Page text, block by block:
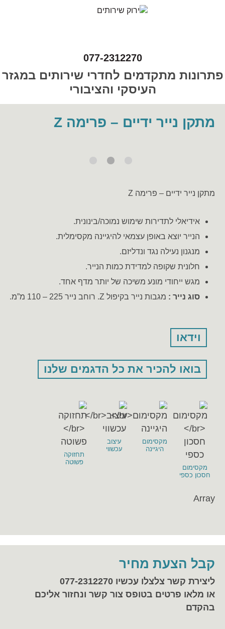
077-2312270
פתרונות מתקדמים לחדרי שירותים במגזר
העיסקי והציבורי
מתקן נייר ידיים – פרימה Z
מתקן נייר ידיים – פרימה Z
אידיאלי לתדירות שימוש נמוכה/בינונית.
הנייר יוצא באופן עצמאי להיגיינה מקסימלית.
מנגנון נעילה נגד ונדליזם.
חלונית שקופה למדידת כמות הנייר.
מגש ייחודי מונע משיכה של יותר מדף אחד.
סוג נייר : מגבות נייר בקיפול Z. רוחב נייר 225 – 110 מ”מ.
וידאו
בואו להכיר את כל הדגמים שלנו
מקסימום
חסכון כספי
מקסימום
היגיינה
עיצוב
עכשווי
תחזוקה
פשוטה
Array
קבל הצעת מחיר
ליצירת קשר צלצלו עכשיו 077-2312270
או מלאו פרטים בטופס צור קשר ונחזור אליכם
בהקדם